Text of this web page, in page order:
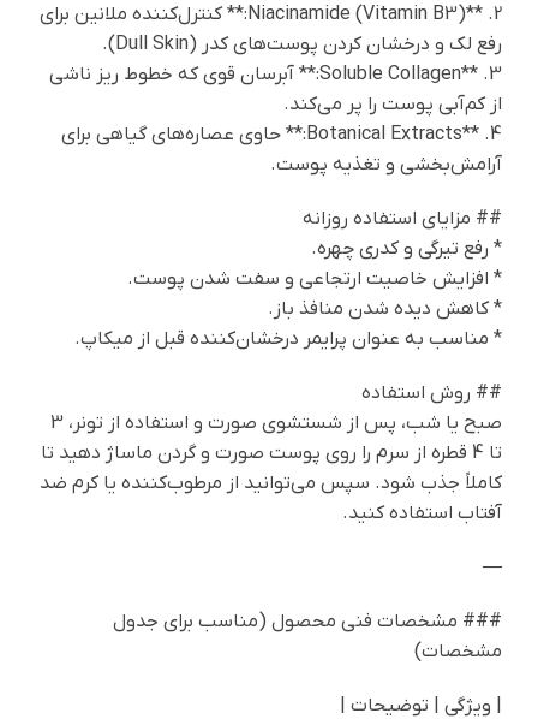
2. **Niacinamide (Vitamin B3):** کنترل‌کننده ملانین برای
رفع لک و درخشان کردن پوست‌های کدر (Dull Skin).
3. **Soluble Collagen:** آبرسان قوی که خطوط ریز ناشی
از کم‌آبی پوست را پر می‌کند.
4. **Botanical Extracts:** حاوی عصاره‌های گیاهی برای
آرامش‌بخشی و تغذیه پوست.
## مزایای استفاده روزانه
* رفع تیرگی و کدری چهره.
* افزایش خاصیت ارتجاعی و سفت شدن پوست.
* کاهش دیده شدن منافذ باز.
* مناسب به عنوان پرایمر درخشان‌کننده قبل از میکاپ.
## روش استفاده
صبح یا شب، پس از شستشوی صورت و استفاده از تونر، 3
تا 4 قطره از سرم را روی پوست صورت و گردن ماساژ دهید تا
کاملاً جذب شود. سپس می‌توانید از مرطوب‌کننده یا کرم ضد
آفتاب استفاده کنید.
—
### مشخصات فنی محصول (مناسب برای جدول
مشخصات)
| ویژگی | توضیحات |